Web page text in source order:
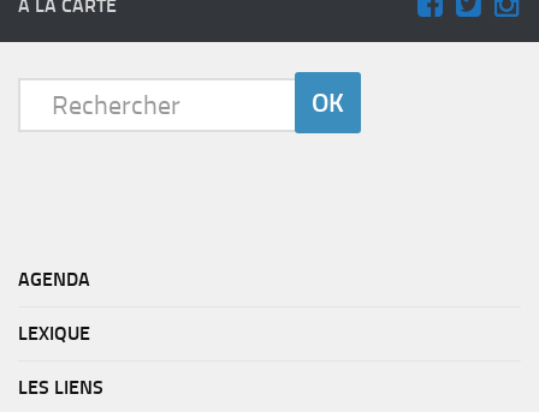
A LA CARTE
AGENDA
LEXIQUE
LES LIENS